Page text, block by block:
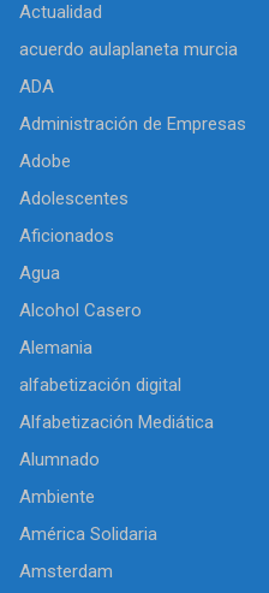
Actualidad
acuerdo aulaplaneta murcia
ADA
Administración de Empresas
Adobe
Adolescentes
Aficionados
Agua
Alcohol Casero
Alemania
alfabetización digital
Alfabetización Mediática
Alumnado
Ambiente
América Solidaria
Amsterdam